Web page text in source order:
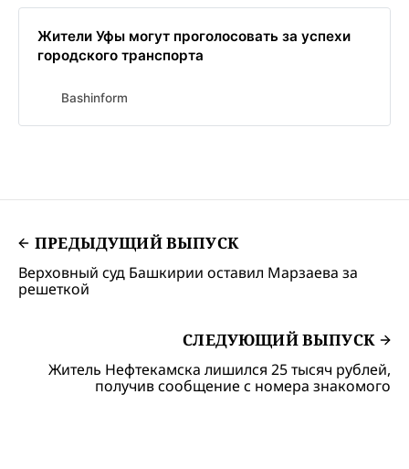
Жители Уфы могут проголосовать за успехи
городского транспорта
Bashinform
ПРЕДЫДУЩИЙ ВЫПУСК
Верховный суд Башкирии оставил Марзаева за
решеткой
СЛЕДУЮЩИЙ ВЫПУСК
Житель Нефтекамска лишился 25 тысяч рублей,
получив сообщение с номера знакомого